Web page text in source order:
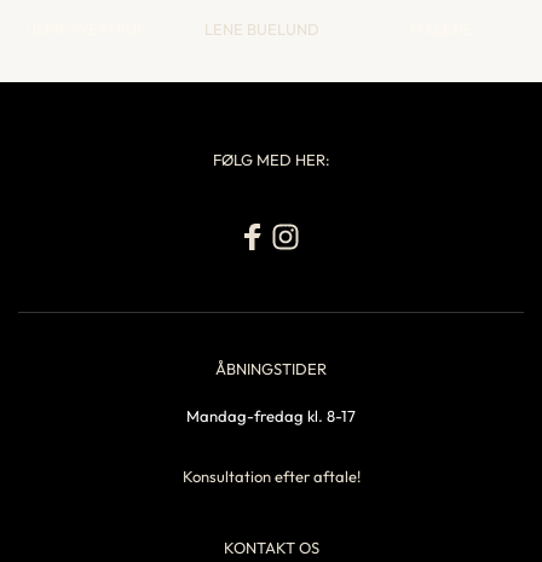
LENE BUELUND
FØLG MED HER:
KONTAKT OS
ÅBNINGSTIDER
Mandag-fredag kl. 8-17
Konsultation efter aftale!